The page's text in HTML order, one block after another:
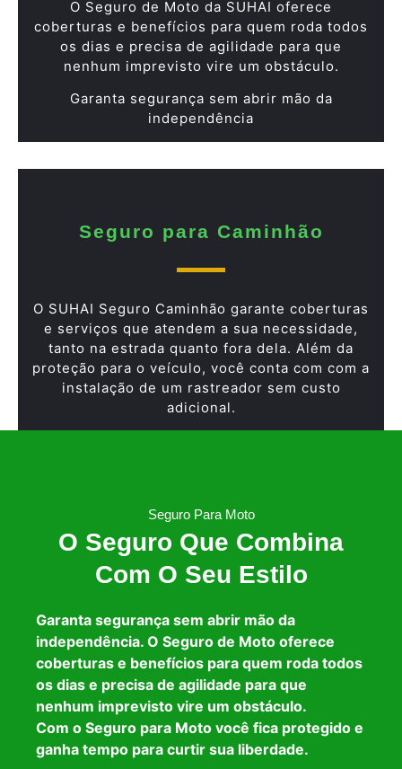
O Seguro de Moto da SUHAI oferece
coberturas e benefícios para quem roda todos
os dias e precisa de agilidade para que
nenhum imprevisto vire um obstáculo.
Garanta segurança sem abrir mão da
independência
Seguro para Caminhão
O SUHAI Seguro Caminhão garante coberturas
e serviços que atendem a sua necessidade,
tanto na estrada quanto fora dela. Além da
proteção para o veículo, você conta com com a
instalação de um rastreador sem custo
adicional.
Seguro Para Moto
O Seguro Que Combina
Com O Seu Estilo
Garanta segurança sem abrir mão da
independência. O Seguro de Moto oferece
coberturas e benefícios para quem roda todos
os dias e precisa de agilidade para que
nenhum imprevisto vire um obstáculo.
Com o Seguro para Moto você fica protegido e
ganha tempo para curtir sua liberdade.